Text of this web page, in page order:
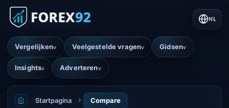
Vergelijkenv Veelgestelde vragenv Gidsenv
Insightsv Adverterenv
NL
Startpagina Compare